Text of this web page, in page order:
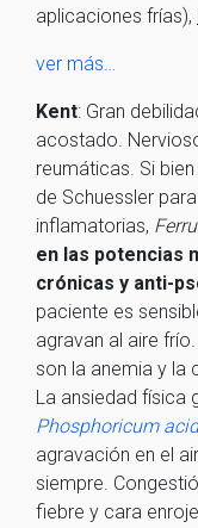
aplicaciones frías),
ver más…
Kent: Gran
acostado.
reumáticas. Si
de Schuessler
inflamatorias,
en las potencias
crónicas y anti-
paciente es
agravan al aire
son la anemia y la
La ansiedad física
Phosphoricum
agravación en el
siempre.
fiebre y cara